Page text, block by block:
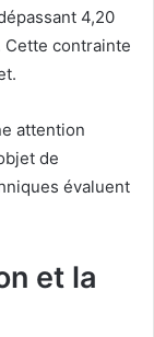
4,20
contrainte
attention
de
évaluent
et la